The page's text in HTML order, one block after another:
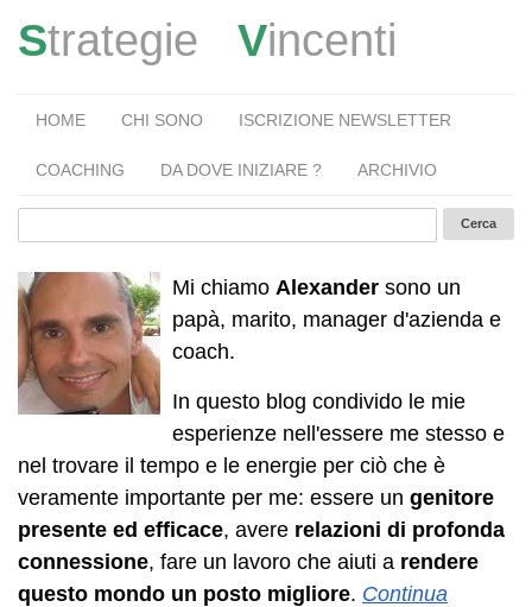
Strategie Vincenti
HOME CHI SONO ISCRIZIONE NEWSLETTER
COACHING DA DOVE INIZIARE ? ARCHIVIO
Mi chiamo Alexander sono un
papà, marito, manager d'azienda e
coach.
In questo blog condivido le mie
esperienze nell'essere me stesso e
nel trovare il tempo e le energie per ciò che è
veramente importante per me: essere un genitore
presente ed efficace, avere relazioni di profonda
connessione, fare un lavoro che aiuti a rendere
questo mondo un posto migliore. Continua